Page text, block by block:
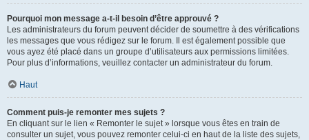
Pourquoi mon message a-t-il besoin d’être approuvé ?
Les administrateurs du forum peuvent décider de soumettre à des vérifications
les messages que vous rédigez sur le forum. Il est également possible que
vous ayez été placé dans un groupe d’utilisateurs aux permissions limitées.
Pour plus d’informations, veuillez contacter un administrateur du forum.
Haut
Comment puis-je remonter mes sujets ?
En cliquant sur le lien « Remonter le sujet » lorsque vous êtes en train de
consulter un sujet, vous pouvez remonter celui-ci en haut de la liste des sujets,